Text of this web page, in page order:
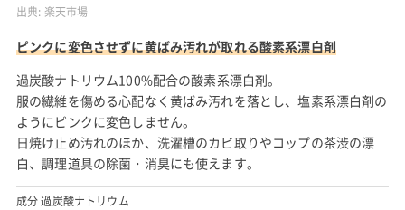
出典: 楽天市場
ピンクに変色させずに黄ばみ汚れが取れる酸素系漂白剤
過炭酸ナトリウム100%配合の酸素系漂白剤。
服の繊維を傷める心配なく黄ばみ汚れを落とし、塩素系漂白剤の
ようにピンクに変色しません。
日焼け止め汚れのほか、洗濯槽のカビ取りやコップの茶渋の漂
白、調理道具の除菌・消臭にも使えます。
成分 過炭酸ナトリウム